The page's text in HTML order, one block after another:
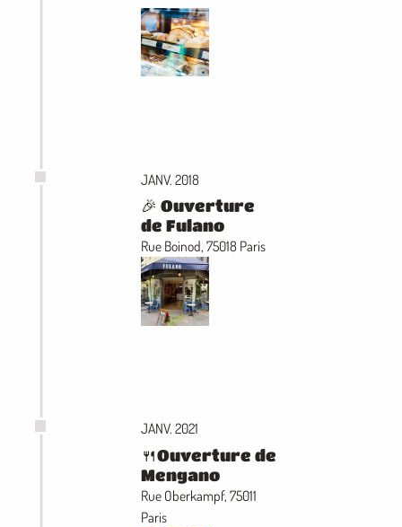
JANV. 2018
🎉 Ouverture
de Fulano
Rue Boinod, 75018 Paris
JANV. 2021
🍴Ouverture de
Mengano
Rue Oberkampf, 75011
Paris